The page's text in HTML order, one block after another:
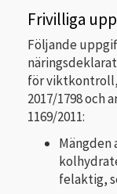
Frivilliga
Följande
för viktkontroll,
2017/1798 och
1169/2011:
Mängden
felaktig,